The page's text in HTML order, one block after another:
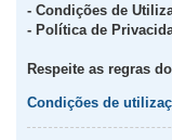
- Condições de
- Política de
Respeite as regras
Condições de